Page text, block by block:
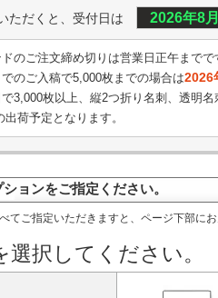
ただくと、受付日は 2026年8
のご注文締め切りは営業日正午までで
のご入稿で5,000枚までの場合は2026
3,000枚以上、縦2つ折り名刺、透明名
出荷予定となります。
ョンをご指定ください。
てご指定いただきますと、ページ下部に
選択してください。